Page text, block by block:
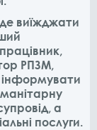
виїжджати
РПЗМ,
інформувати
а
послуги.